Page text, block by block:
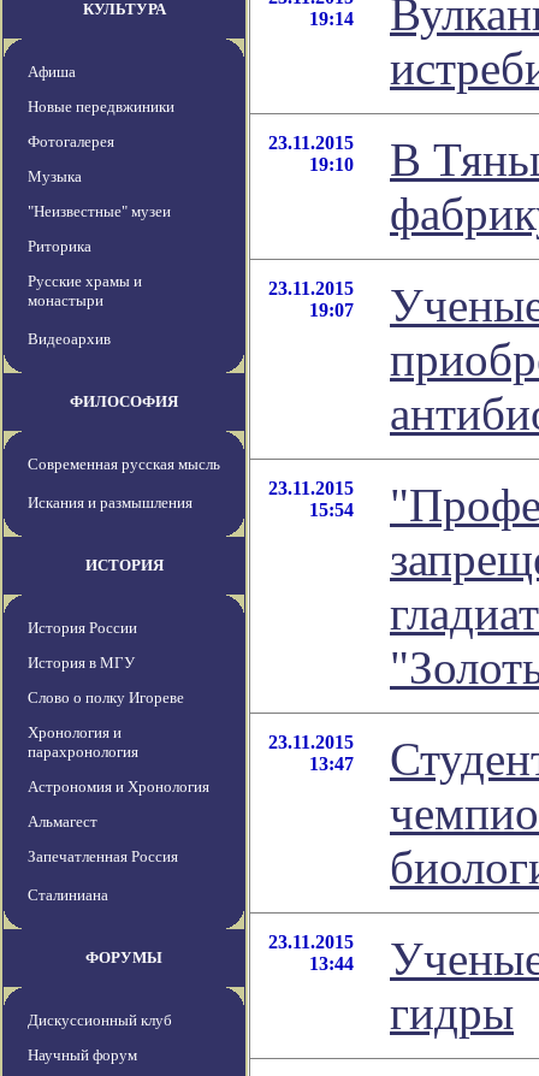
КУЛЬТУРА
Афиша
Новые передвжиники
Фотогалерея
Музыка
"Неизвестные" музеи
Риторика
Русские храмы и
монастыри
Видеоархив
ФИЛОСОФИЯ
Современная русская мысль
Искания и размышления
ИСТОРИЯ
История России
История в МГУ
Слово о полку Игореве
Хронология и
парахронология
Астрономия и Хронология
Альмагест
Запечатленная Россия
Сталиниана
ФОРУМЫ
Дискуссионный клуб
Научный форум
19:14
23.11.2015
19:10
В
23.11.2015
19:07
23.11.2015
15:54
23.11.2015
13:47
23.11.2015
13:44
гидры